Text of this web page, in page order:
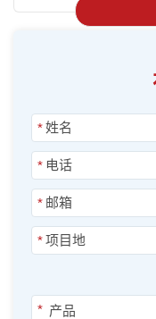
*
*
*
*
*